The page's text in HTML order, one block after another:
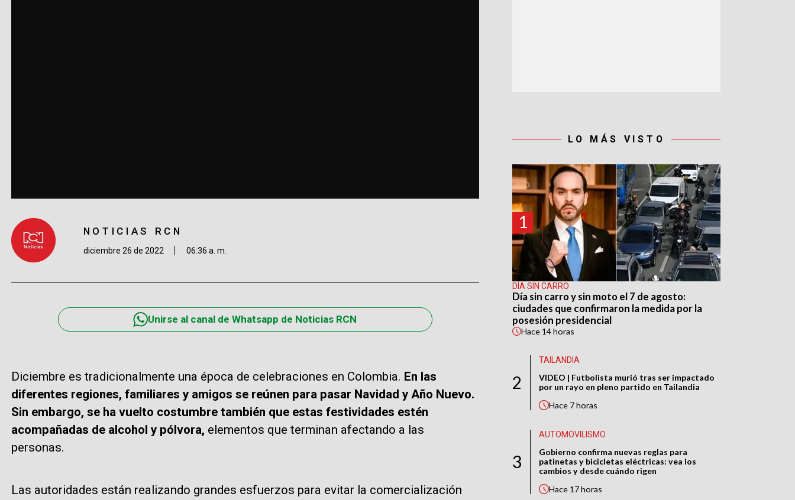
NOTICIAS RCN
diciembre 26 de 2022 06:36 a. m.
Unirse al canal de Whatsapp de Noticias RCN
Diciembre es tradicionalmente una época de celebraciones en Colombia. En las
diferentes regiones, familiares y amigos se reúnen para pasar Navidad y Año Nuevo.
Sin embargo, se ha vuelto costumbre también que estas festividades estén
acompañadas de alcohol y pólvora, elementos que terminan afectando a las
personas.
Las autoridades están realizando grandes esfuerzos para evitar la comercialización
LO MÁS VISTO
1
DÍA SIN CARRO
Día sin carro y sin moto el 7 de agosto:
ciudades que confirmaron la medida por la
posesión presidencial
Hace 14 horas
2
TAILANDIA
VIDEO | Futbolista murió tras ser impactado
por un rayo en pleno partido en Tailandia
Hace 7 horas
3
AUTOMOVILISMO
Gobierno confirma nuevas reglas para
patinetas y bicicletas eléctricas: vea los
cambios y desde cuándo rigen
Hace 17 horas